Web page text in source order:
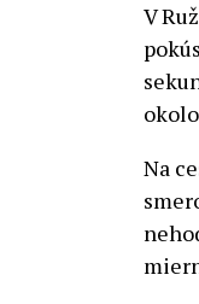
V
Na